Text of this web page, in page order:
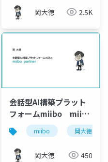
岡大徳 2.5K
miibopartner 会話型ai
会話型AI構築プラット
フォームmiibo miibo
partner【岡大徳】
miibo 岡大徳
岡大徳 450